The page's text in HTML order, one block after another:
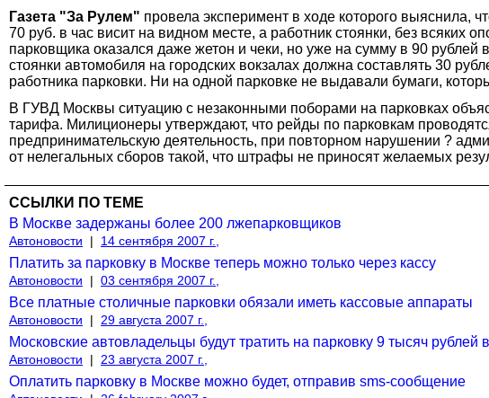
Газета "За Рулем" провела эксперимент в ходе которого выяснила,
70 руб. в час висит на видном месте, а работник стоянки, без всяких
парковщика оказался даже жетон и чеки, но уже на сумму в 90
стоянки автомобиля на городских вокзалах должна составлять 30
работника парковки. Ни на одной парковке не выдавали бумаги,
В ГУВД Москвы ситуацию с незаконными поборами на парковках
тарифа. Милиционеры утверждают, что рейды по парковкам
предпринимательскую деятельность, при повторном нарушении ?
от нелегальных сборов такой, что штрафы не приносят желаемых
ССЫЛКИ ПО ТЕМЕ
В Москве задержаны более 200 лжепарковщиков
Автоновости | 14 сентября 2007 г.,
Платить за парковку в Москве теперь можно только через кассу
Автоновости | 03 сентября 2007 г.,
Все платные столичные парковки обязали иметь кассовые аппараты
Автоновости | 29 августа 2007 г.,
Московские автовладельцы будут тратить на парковку 9 тысяч рублей
Автоновости | 23 августа 2007 г.,
Оплатить парковку в Москве можно будет, отправив sms-сообщение